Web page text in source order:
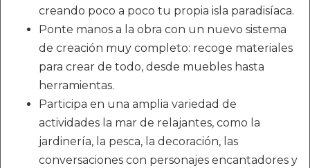
creando poco a poco tu propia isla paradisíaca.
Ponte manos a la obra con un nuevo sistema
de creación muy completo: recoge materiales
para crear de todo, desde muebles hasta
herramientas.
Participa en una amplia variedad de
actividades la mar de relajantes, como la
jardinería, la pesca, la decoración, las
conversaciones con personajes encantadores y